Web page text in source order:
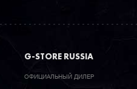
G-STORE RUSSIA
ОФИЦИАЛЬНЫЙ ДИЛЕР